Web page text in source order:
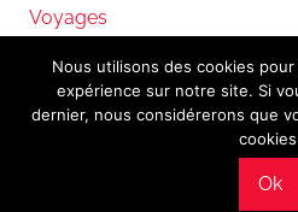
Voyages
WordPress Theme:
Mentions
Nous utilisons des cookies
expérience sur notre site. Si
dernier, nous considérerons que
Ok